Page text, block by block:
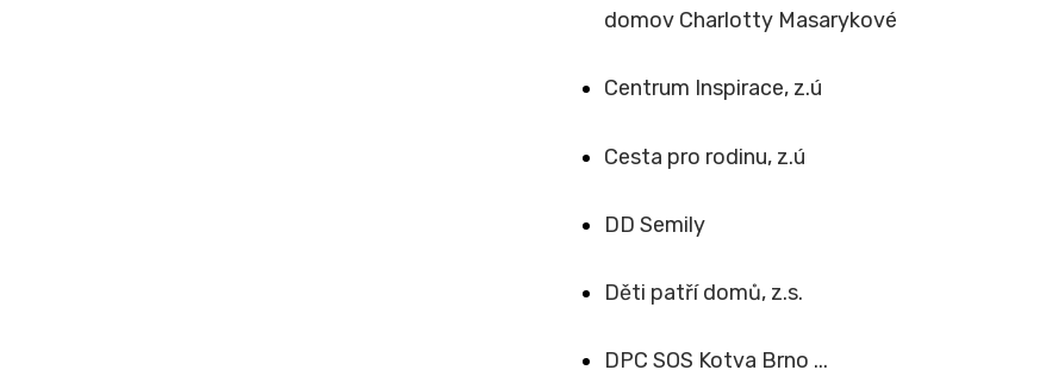
domov Charlotty Masarykové
Centrum Inspirace, z.ú
Cesta pro rodinu, z.ú
DD Semily
Děti patří domů, z.s.
DPC SOS Kotva Brno ...